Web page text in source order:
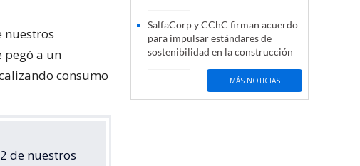
nuestros
pegó a un
consumo
de nuestros
SalfaCorp y CChC firman acuerdo
para impulsar estándares de
sostenibilidad en la construcción
MÁS NOTICIAS